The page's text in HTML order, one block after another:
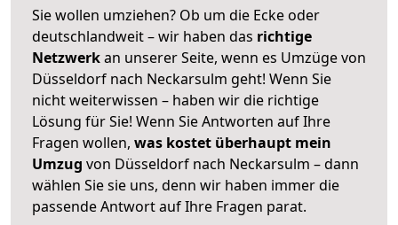
Sie wollen umziehen? Ob um die Ecke oder
deutschlandweit – wir haben das richtige
Netzwerkan unserer Seite, wenn es Umzüge von
Düsseldorf nach Neckarsulm geht! Wenn Sie
nicht weiterwissen – haben wir die richtige
Lösung für Sie! Wenn Sie Antworten auf Ihre
Fragen wollen, was kostet überhaupt mein
Umzug von Düsseldorf nach Neckarsulm – dann
wählen Sie sie uns, denn wir haben immer die
passende Antwort auf Ihre Fragen parat.